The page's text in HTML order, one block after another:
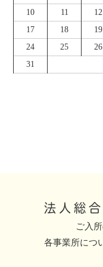
10
11 12
17
18 19
24
25 26
31
法人総
ご入
各事業所につ